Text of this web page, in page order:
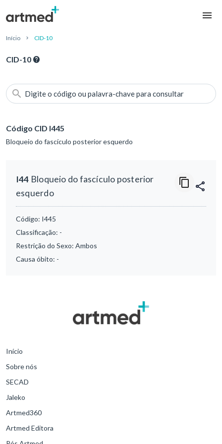
Início CID-10
CID-10
Digite o código ou palavra-chave para consultar
Código CID I445
Bloqueio do fascículo posterior esquerdo
I44 Bloqueio do fascículo posterior
esquerdo
Código: I445
Classificação: -
Restrição do Sexo: Ambos
Causa óbito: -
Início
Sobre nós
SECAD
Jaleko
Artmed360
Artmed Editora